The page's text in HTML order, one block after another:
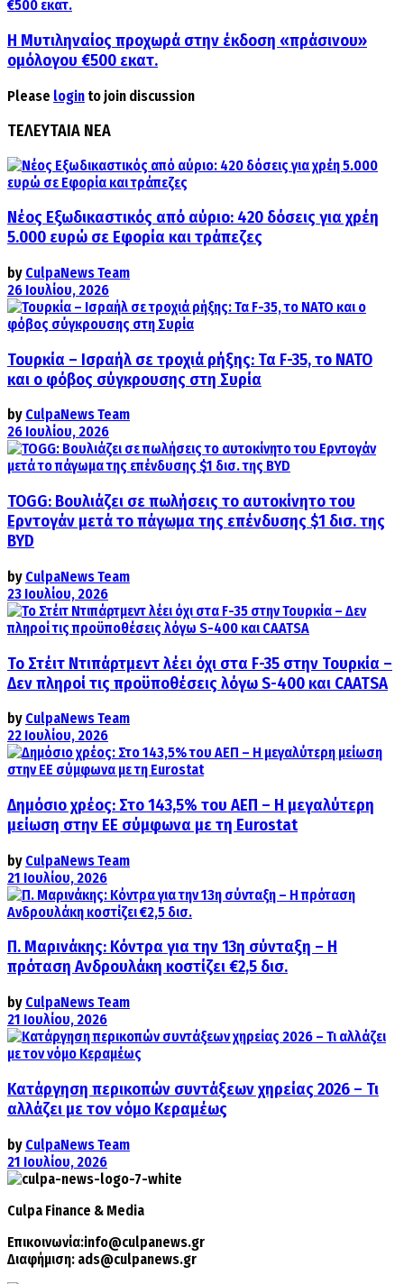
Η Μυτιληναίος προχωρά στην έκδοση «πράσινου»
ομόλογου €500 εκατ.
Please login to join discussion
ΤΕΛΕΥΤΑΙΑ ΝΕΑ
Νέος Εξωδικαστικός από αύριο: 420 δόσεις για χρέη
5.000 ευρώ σε Εφορία και τράπεζες
by CulpaNews Team
26 Ιουλίου, 2026
Τουρκία – Ισραήλ σε τροχιά ρήξης: Τα F-35, το ΝΑΤΟ
και ο φόβος σύγκρουσης στη Συρία
by CulpaNews Team
26 Ιουλίου, 2026
TOGG: Βουλιάζει σε πωλήσεις το αυτοκίνητο του
Ερντογάν μετά το πάγωμα της επένδυσης $1 δισ. της
BYD
by CulpaNews Team
23 Ιουλίου, 2026
Το Στέιτ Ντιπάρτμεντ λέει όχι στα F-35 στην Τουρκία –
Δεν πληροί τις προϋποθέσεις λόγω S-400 και CAATSA
by CulpaNews Team
22 Ιουλίου, 2026
Δημόσιο χρέος: Στο 143,5% του ΑΕΠ – Η μεγαλύτερη
μείωση στην ΕΕ σύμφωνα με τη Eurostat
by CulpaNews Team
21 Ιουλίου, 2026
Π. Μαρινάκης: Κόντρα για την 13η σύνταξη – Η
πρόταση Ανδρουλάκη κοστίζει €2,5 δισ.
by CulpaNews Team
21 Ιουλίου, 2026
Κατάργηση περικοπών συντάξεων χηρείας 2026 – Τι
αλλάζει με τον νόμο Κεραμέως
by CulpaNews Team
21 Ιουλίου, 2026
Culpa Finance & Media
Επικοινωνία:info@culpanews.gr
Διαφήμιση: ads@culpanews.gr